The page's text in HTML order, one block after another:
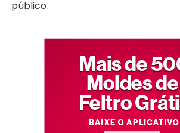
público.